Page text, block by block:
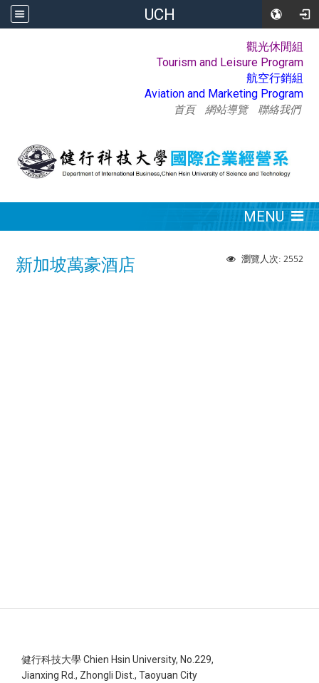
UCH
:::
觀光休閒組
Tourism and Leisure Program
航空行銷組
Aviation and Marketing Program
首頁 網站導覽 聯絡我們
MENU
瀏覽人次: 2552
新加坡萬豪酒店
健行科技大學 Chien Hsin University, No.229,
Jianxing Rd., Zhongli Dist., Taoyuan City